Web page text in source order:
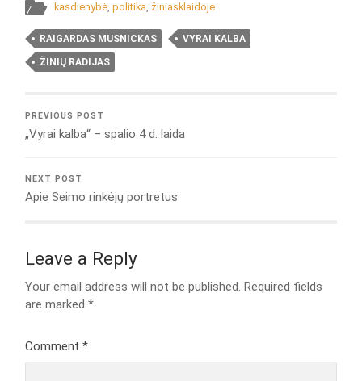
kasdienybė,politika, žiniasklaidoje
RAIGARDAS MUSNICKAS VYRAI KALBA
ŽINIŲ RADIJAS
PREVIOUS POST
„Vyrai kalba“ – spalio 4 d. laida
NEXT POST
Apie Seimo rinkėjų portretus
Leave a Reply
Your email address will not be published. Required fields
are marked*
Comment*